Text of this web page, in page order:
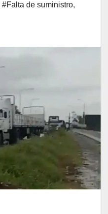
#Falta de suministro,